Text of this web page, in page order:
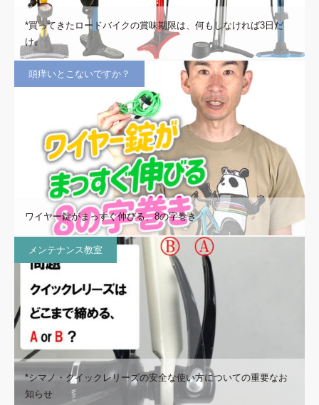
*買ってきたロードバイクの賞味期限は、何もしなければ3日だ
け。
頭痒いとこないですか？
ワイヤー錠がまっすぐ伸びる、8の字巻き
メンテナンス教室
*シマノ・クイックレリーズの安全な使い方についての重要なお
知らせ